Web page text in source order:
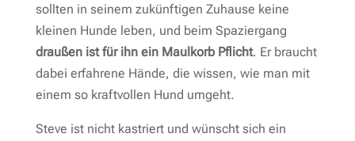
sollten in seinem zukünftigen Zuhause keine
kleinen Hunde leben, und beim Spaziergang
draußen ist für ihn ein Maulkorb Pflicht. Er braucht
dabei erfahrene Hände, die wissen, wie man mit
einem so kraftvollen Hund umgeht.
Steve ist nicht kastriert und wünscht sich ein